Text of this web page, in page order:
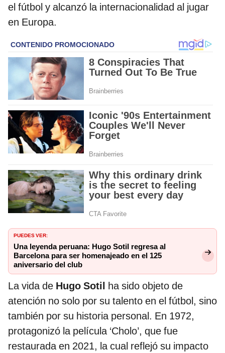
el fútbol y alcanzó la internacionalidad al jugar
en Europa.
PUEDES VER:
Una leyenda peruana: Hugo Sotil regresa al
Barcelona para ser homenajeado en el 125
aniversario del club
La vida de Hugo Sotil ha sido objeto de
atención no solo por su talento en el fútbol, sino
también por su historia personal. En 1972,
protagonizó la película ‘Cholo’, que fue
restaurada en 2021, la cual reflejó su impacto